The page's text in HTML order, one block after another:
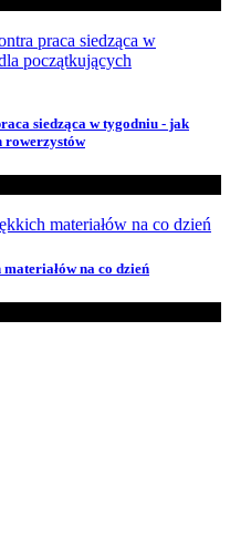
siedząca w tygodniu - jak
rowerzystów
na co dzień